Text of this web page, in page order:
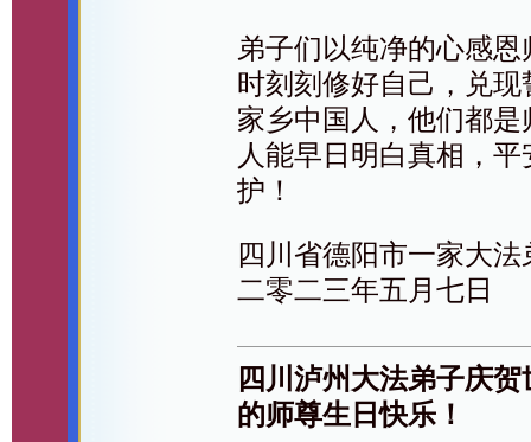
弟子们以纯净的心感
时刻刻修好自己，兑
家乡中国人，他们都
人能早日明白真相，
护！
四川省德阳市一家大法
二零二三年五月七日
四川泸州大法弟子庆
的师尊生日快乐！